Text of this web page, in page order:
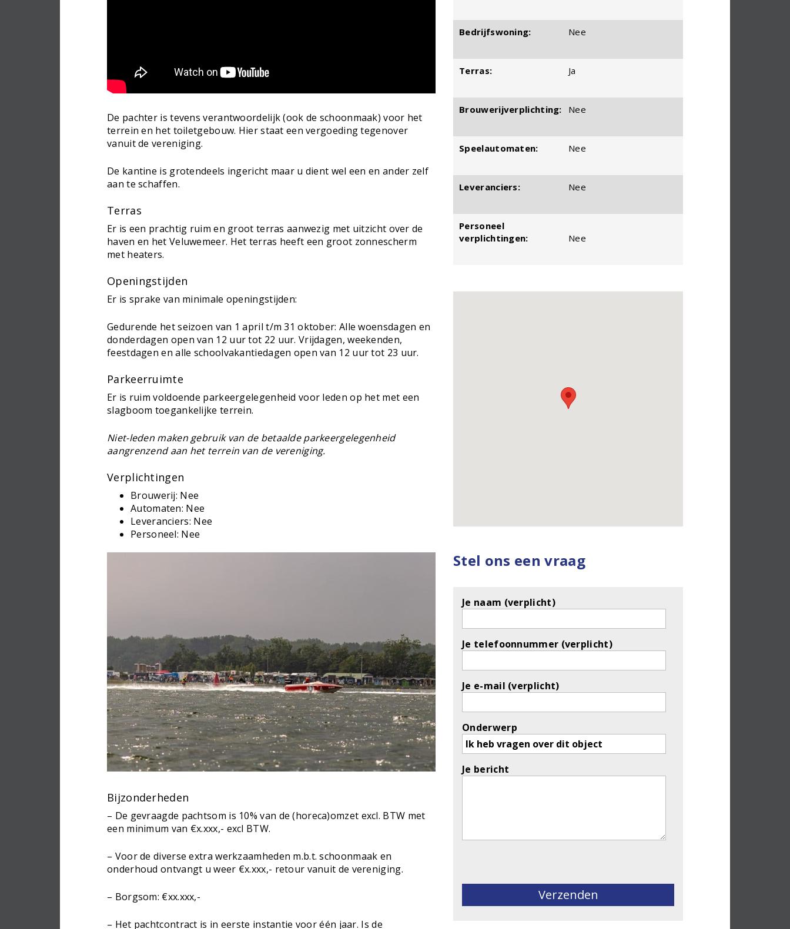
De pachter is tevens verantwoordelijk (ook de schoonmaak) voor het
terrein en het toiletgebouw. Hier staat een vergoeding tegenover
vanuit de vereniging.
De kantine is grotendeels ingericht maar u dient wel een en ander zelf
aan te schaffen.
Terras
Er is een prachtig ruim en groot terras aanwezig met uitzicht over de
haven en het Veluwemeer. Het terras heeft een groot zonnescherm
met heaters.
Openingstijden
Er is sprake van minimale openingstijden:
Gedurende het seizoen van 1 april t/m 31 oktober: Alle woensdagen en
donderdagen open van 12 uur tot 22 uur. Vrijdagen, weekenden,
feestdagen en alle schoolvakantiedagen open van 12 uur tot 23 uur.
Parkeerruimte
Er is ruim voldoende parkeergelegenheid voor leden op het met een
slagboom toegankelijke terrein.
Niet-leden maken gebruik van de betaalde parkeergelegenheid
aangrenzend aan het terrein van de vereniging.
Verplichtingen
Brouwerij: Nee
Automaten: Nee
Leveranciers: Nee
Personeel: Nee
Bijzonderheden
– De gevraagde pachtsom is 10% van de (horeca)omzet excl. BTW met
een minimum van €x.xxx,- excl BTW.
– Voor de diverse extra werkzaamheden m.b.t. schoonmaak en
onderhoud ontvangt u weer €x.xxx,- retour vanuit de vereniging.
– Borgsom: €xx.xxx,-
– Het pachtcontract is in eerste instantie voor één jaar. Is de
Bedrijfswoning: Nee
Terras: Ja
Brouwerijverplichting: Nee
Speelautomaten: Nee
Leveranciers: Nee
Personeel
verplichtingen:
Nee
Stel ons een vraag
Je naam (verplicht)
Je telefoonnummer (verplicht)
Je e-mail (verplicht)
Onderwerp
Je bericht